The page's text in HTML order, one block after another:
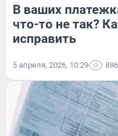
В ваших
что-то не так?
исправить
5 апреля, 2026, 10:29 886